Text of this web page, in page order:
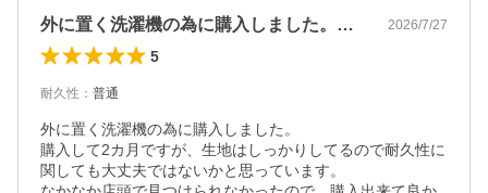
外に置く洗濯機の為に購入しました。購入… 2026/7/27
5
耐久性 ： 普通
外に置く洗濯機の為に購入しました。
購入して2カ月ですが、生地はしっかりしてるので耐久性に
関しても大丈夫ではないかと思っています。